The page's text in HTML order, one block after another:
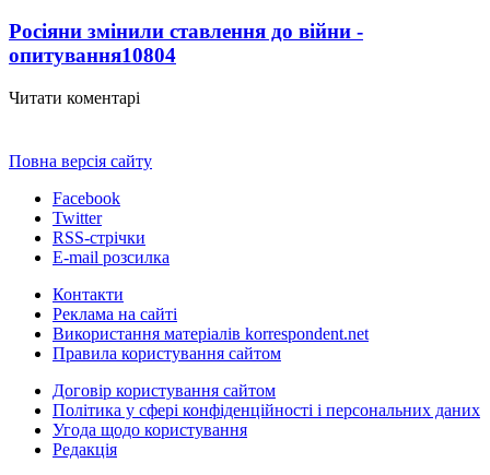
Росіяни змінили ставлення до війни -
опитування10804
Читати коментарі
Повна версія сайту
Facebook
Twitter
RSS-стрічки
E-mail розсилка
Контакти
Реклама на сайті
Використання матеріалів korrespondent.net
Правила користування сайтом
Договір користування сайтом
Політика у сфері конфіденційності і персональних даних
Угода щодо користування
Редакція